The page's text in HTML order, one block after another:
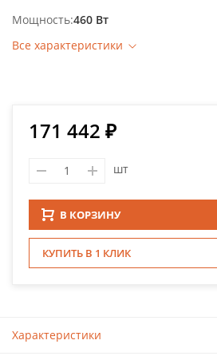
Мощность 460 Вт
Все характеристики
171 442 ₽
шт
В КОРЗИНУ
КУПИТЬ В 1 КЛИК
Характеристики